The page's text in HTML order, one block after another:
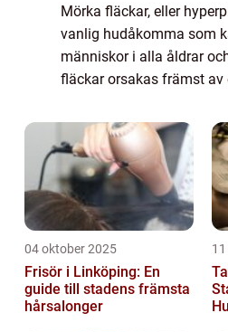
Mörka fläckar, eller
vanlig hudåkomma som
människor i alla åldrar
fläckar orsakas främst av
04 oktober 2025
Frisör i Linköping: En
guide till stadens främsta
hårsalonger